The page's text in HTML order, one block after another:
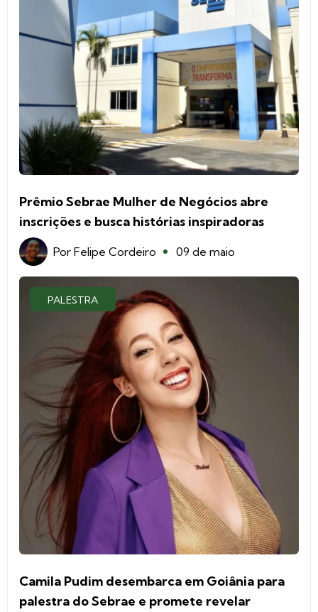
Prêmio Sebrae Mulher de Negócios abre
inscrições e busca histórias inspiradoras
Por Felipe Cordeiro 09 de maio
PALESTRA
Camila Pudim desembarca em Goiânia para
palestra do Sebrae e promete revelar